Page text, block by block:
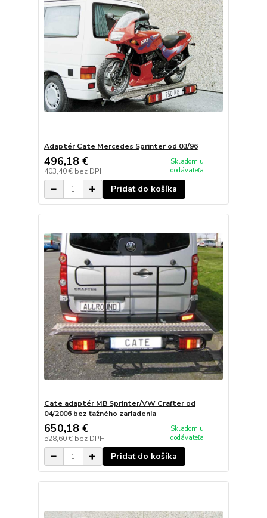
Adaptér Cate Mercedes Sprinter od 03/96
496,18 €
403,40 € bez DPH
Skladom u
dodávateľa
Pridať do košíka
Cate adaptér MB Sprinter/VW Crafter od
04/2006 bez ťažného zariadenia
650,18 €
528,60 € bez DPH
Skladom u
dodávateľa
Pridať do košíka